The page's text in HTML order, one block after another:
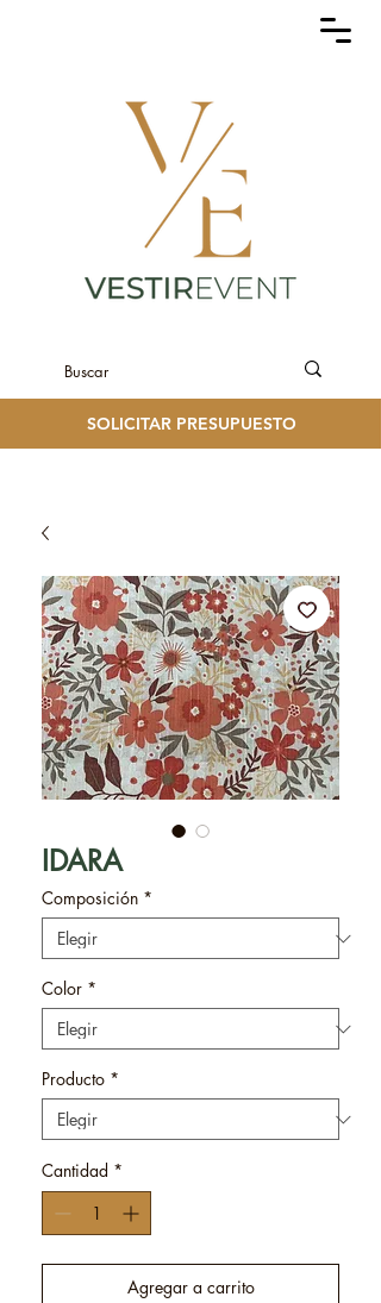
SOLICITAR PRESUPUESTO
IDARA
Composición *
Color *
Producto *
Cantidad *
Agregar a carrito